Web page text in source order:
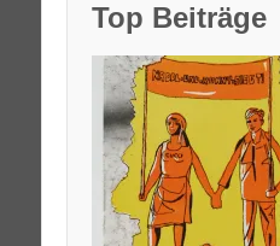
Top Beiträge